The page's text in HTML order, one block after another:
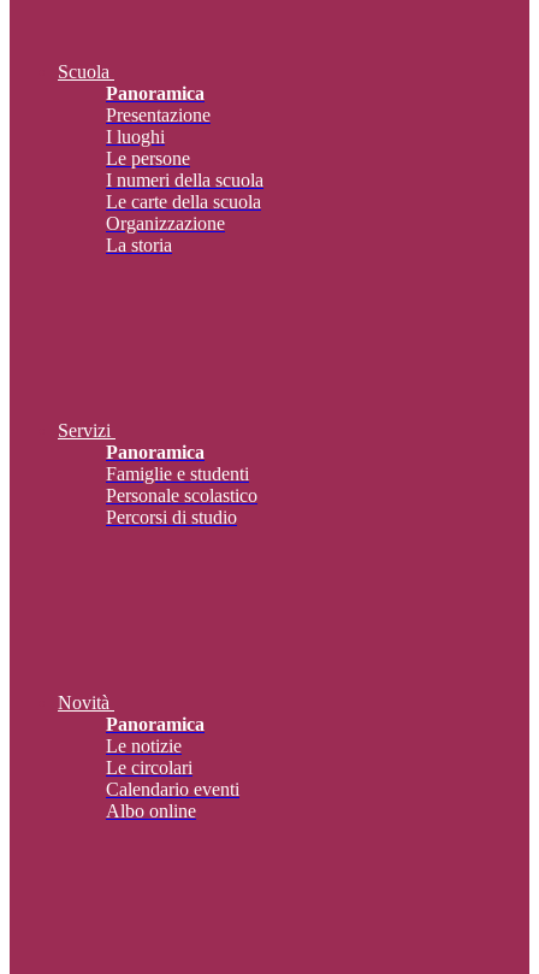
Scuola
Panoramica
Presentazione
I luoghi
Le persone
I numeri della scuola
Le carte della scuola
Organizzazione
La storia
Servizi
Panoramica
Famiglie e studenti
Personale scolastico
Percorsi di studio
Novità
Panoramica
Le notizie
Le circolari
Calendario eventi
Albo online